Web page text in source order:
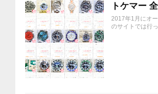
トケマー
2017年1月にオ
のサイトでは行